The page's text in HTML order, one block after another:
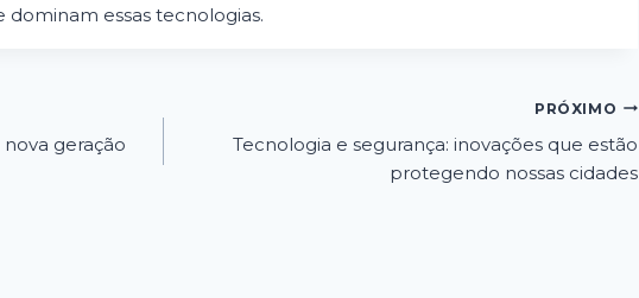
essas tecnologias.
geração
PRÓXIMO
Tecnologia e segurança: inovações que estão
protegendo nossas cidades